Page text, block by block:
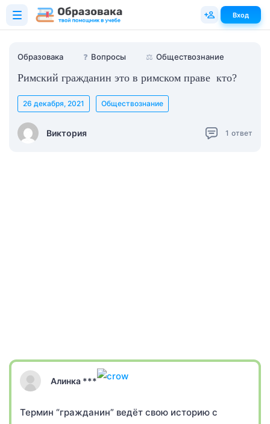
Образовака ❓ Вопросы ⚖️ Обществознание
Римский гражданин это в римском праве кто?
Виктория
26 декабря, 2021 Обществознание
1 ответ
Алинка ***
Термин “гражданин” ведёт свою историю с
Вход